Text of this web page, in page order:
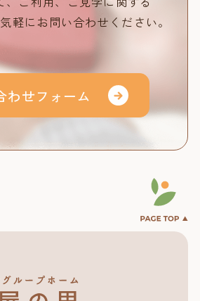
軽にお問い合わせください。
わせフォーム